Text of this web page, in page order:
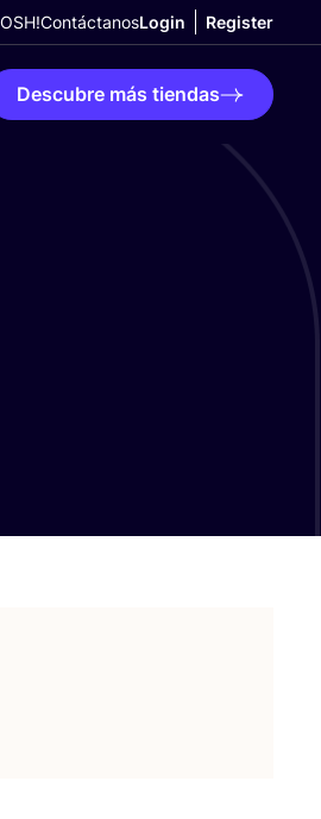
ContáctanosLogin Register
Descubre más tiendas